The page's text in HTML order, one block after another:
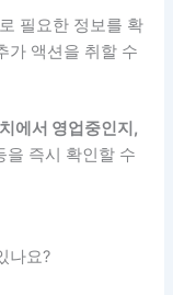
필요한 정보를 확
가 액션을 취할 수
에서 영업중인지,
을 즉시 확인할 수
나요?